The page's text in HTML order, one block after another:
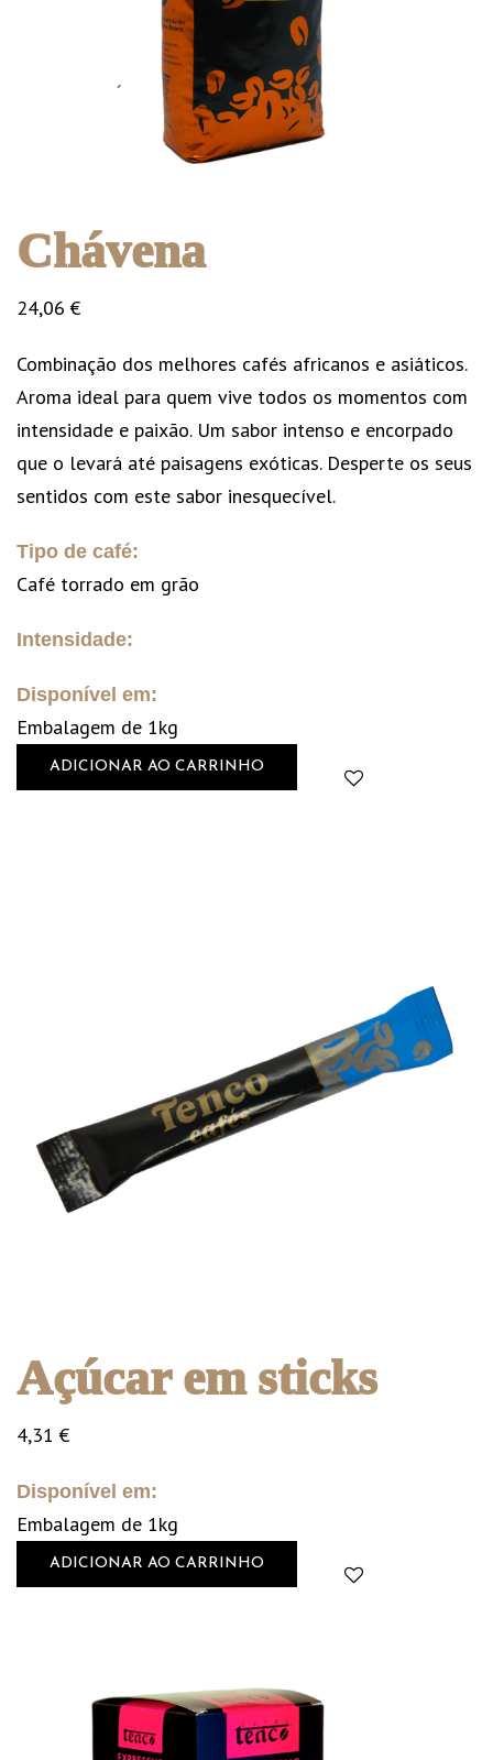
Chávena
24,06€
Combinação dos melhores cafés africanos e asiáticos.
Aroma ideal para quem vive todos os momentos com
intensidade e paixão. Um sabor intenso e encorpado
que o levará até paisagens exóticas. Desperte os seus
sentidos com este sabor inesquecível.
Tipo de café:
Café torrado em grão
Intensidade:
Disponível em:
Embalagem de 1kg
ADICIONAR AO CARRINHO
Açúcar em sticks
4,31€
Disponível em:
Embalagem de 1kg
ADICIONAR AO CARRINHO